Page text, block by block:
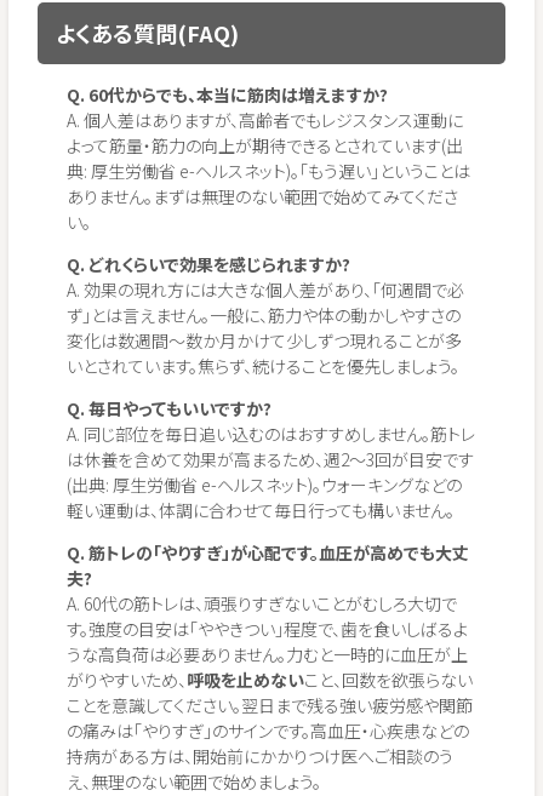
よくある質問(FAQ)
Q. 60代からでも、本当に筋肉は増えますか?
A. 個人差はありますが、高齢者でもレジスタンス運動に
よって筋量・筋力の向上が期待できるとされています(出
典: 厚生労働省 e-ヘルスネット)。「もう遅い」ということは
ありません。まずは無理のない範囲で始めてみてくださ
い。
Q. どれくらいで効果を感じられますか?
A. 効果の現れ方には大きな個人差があり、「何週間で必
ず」とは言えません。一般に、筋力や体の動かしやすさの
変化は数週間〜数か月かけて少しずつ現れることが多
いとされています。焦らず、続けることを優先しましょう。
Q. 毎日やってもいいですか?
A. 同じ部位を毎日追い込むのはおすすめしません。筋トレ
は休養を含めて効果が高まるため、週2〜3回が目安です
(出典: 厚生労働省 e-ヘルスネット)。ウォーキングなどの
軽い運動は、体調に合わせて毎日行っても構いません。
Q. 筋トレの「やりすぎ」が心配です。血圧が高めでも大丈
夫?
A. 60代の筋トレは、頑張りすぎないことがむしろ大切で
す。強度の目安は「ややきつい」程度で、歯を食いしばるよ
うな高負荷は必要ありません。力むと一時的に血圧が上
がりやすいため、 呼吸を止めないこと、回数を欲張らない
ことを意識してください。翌日まで残る強い疲労感や関節
の痛みは「やりすぎ」のサインです。高血圧・心疾患などの
持病がある方は、開始前にかかりつけ医へご相談のう
え、無理のない範囲で始めましょう。